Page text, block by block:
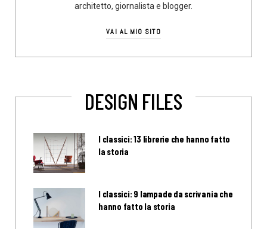
architetto, giornalista e blogger.
VAI AL MIO SITO
DESIGN FILES
I classici: 13 librerie che hanno fatto
la storia
I classici: 9 lampade da scrivania che
hanno fatto la storia